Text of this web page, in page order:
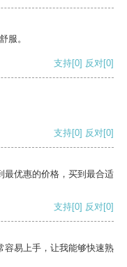
服。
支持[0] 反对[0]
支持[0] 反对[0]
最优惠的价格，买到最合适
支持[0] 反对[0]
容易上手，让我能够快速熟